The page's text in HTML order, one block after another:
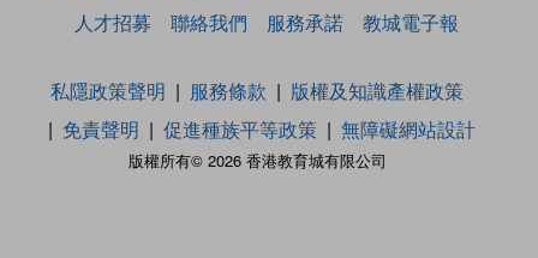
人才招募
聯絡我們 服務承諾 教城電子報
版權所有© 2026 香港教育城有限公司
私隱政策聲明 服務條款
版權及知識產權政策
免責聲明
促進種族平等政策 無障礙網站設計